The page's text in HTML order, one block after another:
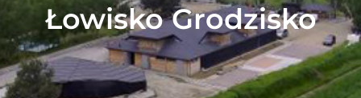
Łowisko Grodzisko